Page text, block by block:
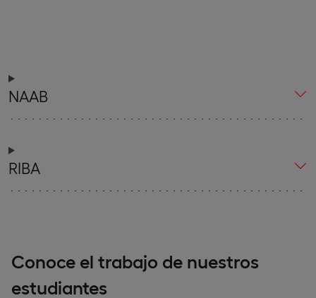
NAAB
RIBA
Conoce el trabajo de nuestros
estudiantes